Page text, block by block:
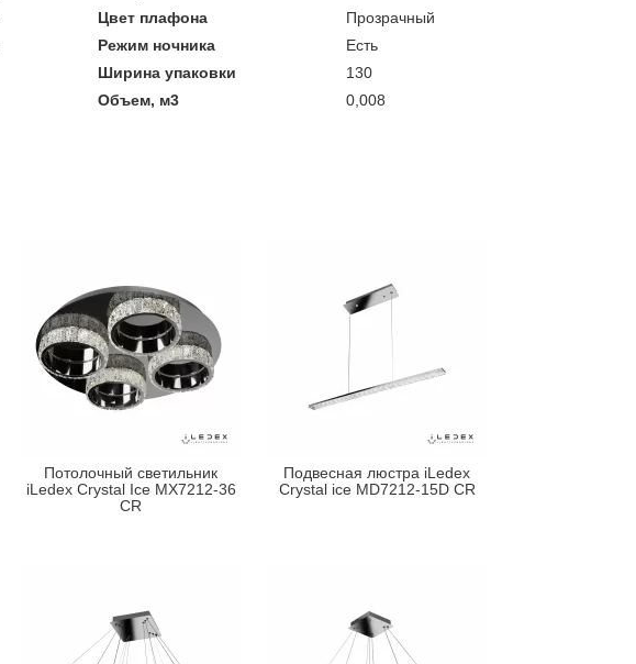
Цвет плафона
Прозрачный
Режим ночника
Есть
Ширина упаковки
130
Объем, м3
0,008
Потолочный светильник
iLedex Crystal Ice MX7212-36
CR
Подвесная люстра iLedex
Crystal ice MD7212-15D CR